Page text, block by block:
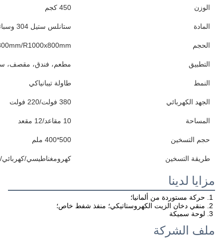
الوزن 450 كجم
المادة ستانلس ستيل 304 وسبائك فولاذية خاصة بدرجة الغذاء
الحجم R1000x800mm
التطبيق مطعم، فندق، مقصف،
النمط طاولة تيبانياكي
الجهد الكهربائي 380 فولت/220 فولت
المساحة 10 مقاعد/12 مقعد
حجم التسخين 500*400 ملم
طريقة التسخين كهرومغناطيسي/كهربائي/
مزايا لدينا
1. حركة مستوردة من ألمانيا؛
2. منقي دخان الزيت الكهروستاتيكي؛ منفذ شفط خاص؛
3. لوحة سميكة
ملف الشركة